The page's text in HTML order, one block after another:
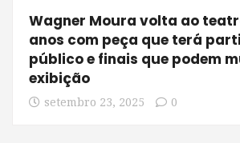
Wagner Moura volta ao
anos com peça que terá
público e finais que podem
exibição
setembro 23, 2025 0